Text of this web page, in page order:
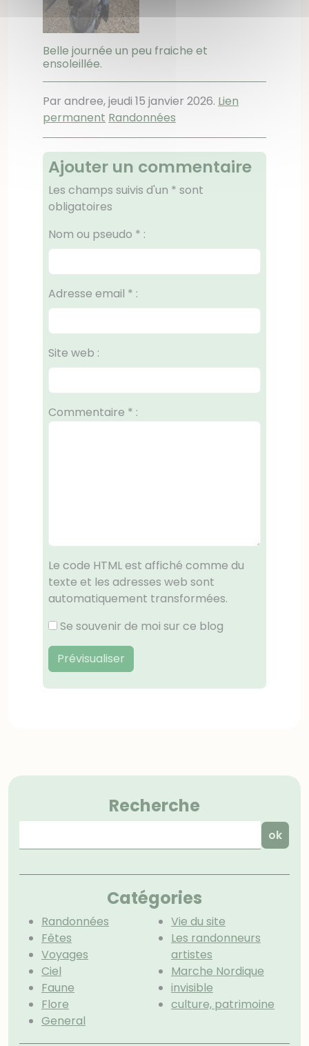
Belle journée un peu fraiche et
ensoleillée.
Par andree,jeudi 15 janvier 2026. Lien
permanent Randonnées
Ajouter un commentaire
Les champs suivis d'un * sont
obligatoires
Nom ou pseudo * :
Adresse email * :
Site web :
Commentaire * :
Le code HTML est affiché comme du
texte et les adresses web sont
automatiquement transformées.
Se souvenir de moi sur ce blog
Prévisualiser
Recherche
Catégories
Randonnées
Fêtes
Voyages
Ciel
Faune
Flore
General
Vie du site
Les randonneurs
artistes
Marche Nordique
invisible
culture, patrimoine